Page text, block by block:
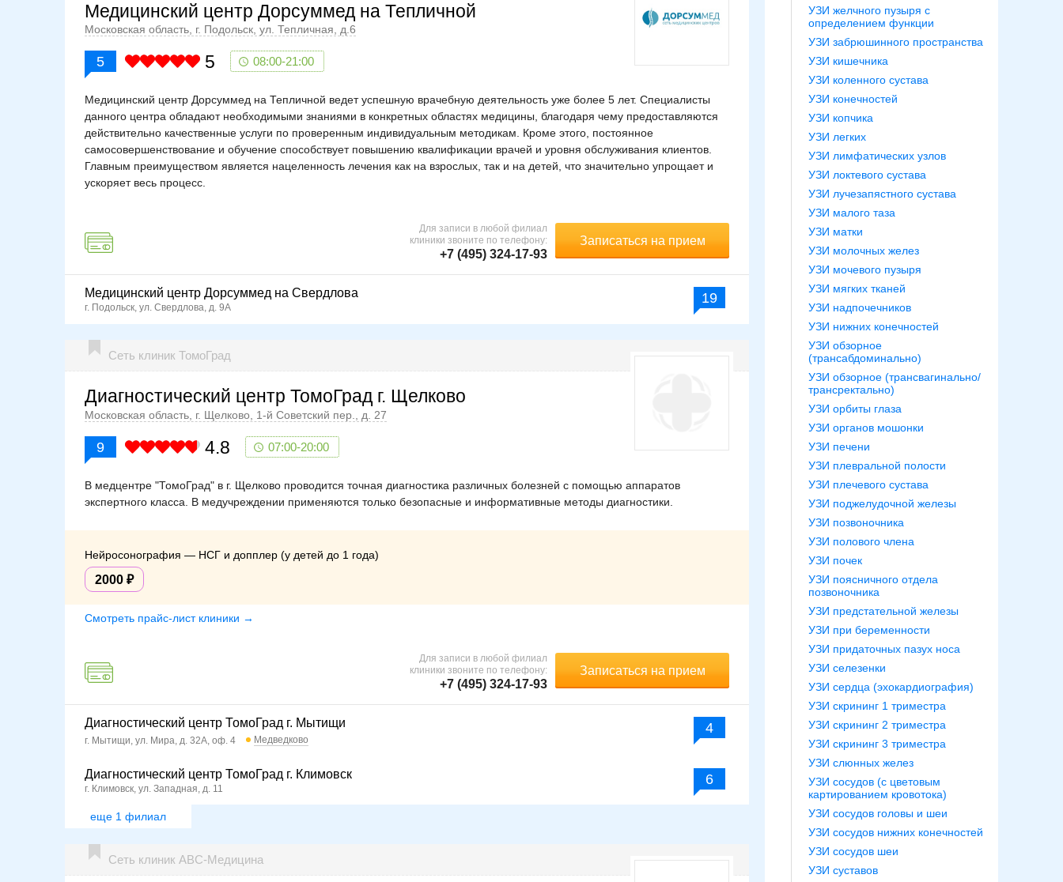
Медицинский центр Дорсуммед на Тепличной
Московская область, г. Подольск, ул. Тепличная, д.6
5 5 08:00-21:00
Медицинский центр Дорсуммед на Тепличной ведет успешную врачебную деятельность уже более 5 лет. Специалисты
данного центра обладают необходимыми знаниями в конкретных областях медицины, благодаря чему предоставляются
действительно качественные услуги по проверенным индивидуальным методикам. Кроме этого, постоянное
самосовершенствование и обучение способствует повышению квалификации врачей и уровня обслуживания клиентов.
Главным преимуществом является нацеленность лечения как на взрослых, так и на детей, что значительно упрощает и
ускоряет весь процесс.
Записаться на прием
Для записи в любой филиал
клиники звоните по телефону:
+7 (495) 324-17-93
Медицинский центр Дорсуммед на Свердлова 19
г. Подольск, ул. Свердлова, д. 9А
Сеть клиник ТомоГрад
Диагностический центр ТомоГрад г. Щелково
Московская область, г. Щелково, 1-й Советский пер., д. 27
9 4.8 07:00-20:00
В медцентре "ТомоГрад" в г. Щелково проводится точная диагностика различных болезней с помощью аппаратов
экспертного класса. В медучреждении применяются только безопасные и информативные методы диагностики.
Нейросонография — НСГ и допплер (у детей до 1 года)
2000
Смотреть прайс-лист клиники →
Записаться на прием
Для записи в любой филиал
клиники звоните по телефону:
+7 (495) 324-17-93
Диагностический центр ТомоГрад г. Мытищи 4
г. Мытищи, ул. Мира, д. 32А, оф. 4 Медведково
Диагностический центр ТомоГрад г. Климовск 6
г. Климовск, ул. Западная, д. 11
еще 1 филиал
Сеть клиник АВС-Медицина
УЗИ желчного пузыря с
определением функции
УЗИ забрюшинного пространства
УЗИ кишечника
УЗИ коленного сустава
УЗИ конечностей
УЗИ копчика
УЗИ легких
УЗИ лимфатических узлов
УЗИ локтевого сустава
УЗИ лучезапястного сустава
УЗИ малого таза
УЗИ матки
УЗИ молочных желез
УЗИ мочевого пузыря
УЗИ мягких тканей
УЗИ надпочечников
УЗИ нижних конечностей
УЗИ обзорное
(трансабдоминально)
УЗИ обзорное (трансвагинально/
трансректально)
УЗИ орбиты глаза
УЗИ органов мошонки
УЗИ печени
УЗИ плевральной полости
УЗИ плечевого сустава
УЗИ поджелудочной железы
УЗИ позвоночника
УЗИ полового члена
УЗИ почек
УЗИ поясничного отдела
позвоночника
УЗИ предстательной железы
УЗИ при беременности
УЗИ придаточных пазух носа
УЗИ селезенки
УЗИ сердца (эхокардиография)
УЗИ скрининг 1 триместра
УЗИ скрининг 2 триместра
УЗИ скрининг 3 триместра
УЗИ слюнных желез
УЗИ сосудов (с цветовым
картированием кровотока)
УЗИ сосудов головы и шеи
УЗИ сосудов нижних конечностей
УЗИ сосудов шеи
УЗИ суставов